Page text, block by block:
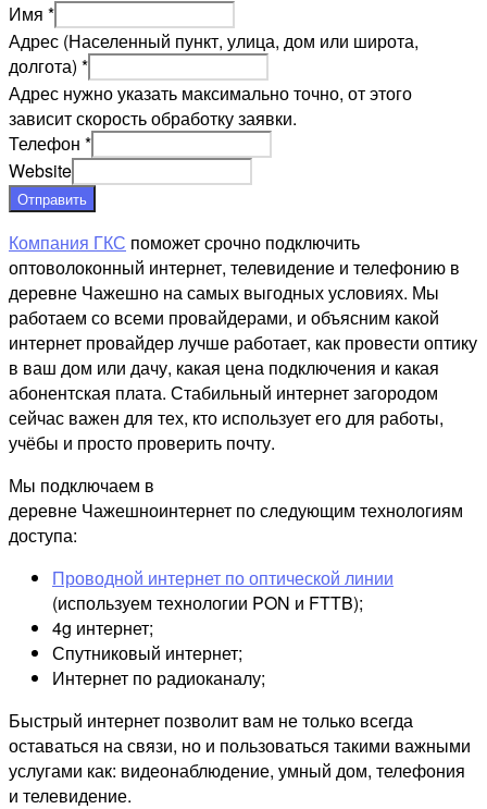
Имя *
Адрес (Населенный пункт, улица, дом или широта,
долгота) *
Адрес нужно указать максимально точно, от этого
зависит скорость обработку заявки.
Телефон *
Website
Отправить
Компания ГКС поможет срочно подключить
оптоволоконный интернет, телевидение и телефонию в
деревне Чажешно на самых выгодных условиях. Мы
работаем со всеми провайдерами, и объясним какой
интернет провайдер лучше работает, как провести оптику
в ваш дом или дачу, какая цена подключения и какая
абонентская плата. Стабильный интернет загородом
сейчас важен для тех, кто использует его для работы,
учёбы и просто проверить почту.
Мы подключаем в
деревне Чажешноинтернет по следующим технологиям
доступа:
Проводной интернет по оптической линии
(используем технологии PON и FTTB);
4g интернет;
Спутниковый интернет;
Интернет по радиоканалу;
Быстрый интернет позволит вам не только всегда
оставаться на связи, но и пользоваться такими важными
услугами как: видеонаблюдение, умный дом, телефония
и телевидение.